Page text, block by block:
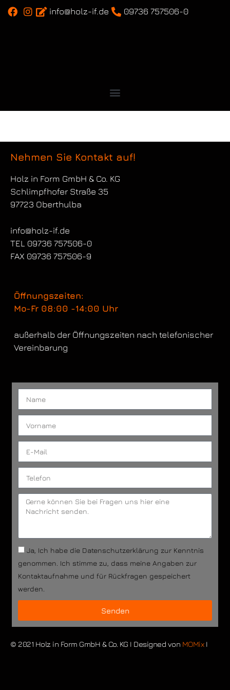
info@holz-if.de 09736 757506-0
Nehmen Sie Kontakt auf!
Holz in Form GmbH & Co. KG
Schlimpfhofer Straße 35
97723 Oberthulba
info@holz-if.de
TEL 09736 757506-0
FAX 09736 757506-9
Öffnungszeiten:
Mo-Fr 08:00 -14:00 Uhr
außerhalb der Öffnungszeiten nach telefonischer
Vereinbarung
Ja, Ich habe die Datenschutzerklärung zur Kenntnis
genommen. Ich stimme zu, dass meine Angaben zur
Kontaktaufnahme und für Rückfragen gespeichert
werden.
Senden
© 2021 Holz in Form GmbH & Co. KG I Designed von MOMixI